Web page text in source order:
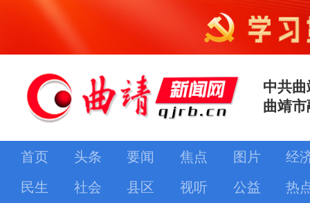
中共
曲靖
首页 头条 要闻 焦点 图片
经
民生
社会 县区 视听 公益 热